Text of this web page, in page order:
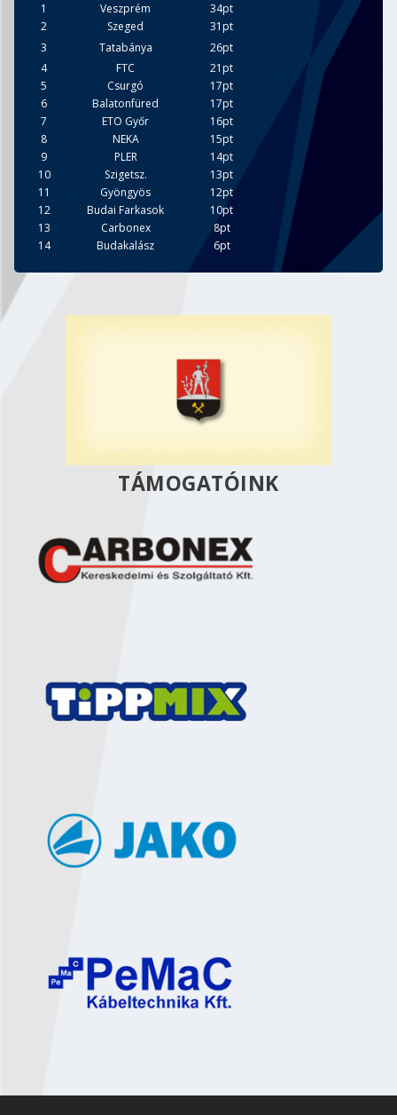
1 Veszprém
34pt
2
Szeged
31pt
3
Tatabánya
26pt
4
FTC
21pt
5
Csurgó
17pt
6
Balatonfüred
17pt
7
ETO Győr
16pt
8
NEKA
15pt
9
PLER
14pt
10
Szigetsz.
13pt
11
Gyöngyös
12pt
12
Budai Farkasok
10pt
13
Carbonex
8pt
14
Budakalász 6pt
TÁMOGATÓINK